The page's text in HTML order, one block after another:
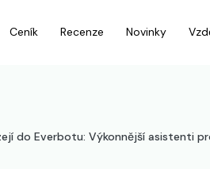
Ceník Recenze Novinky
do Everbotu: Výkonnější asistenti